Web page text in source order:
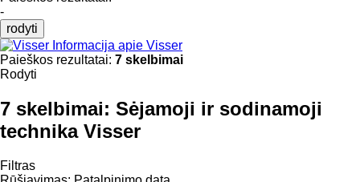
-
rodyti
Informacija apie Visser
Paieškos rezultatai: 7 skelbimai
Rodyti
7 skelbimai: Sėjamoji ir sodinamoji
technika Visser
Filtras